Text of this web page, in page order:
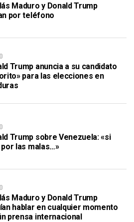
Maduro y Donald Trump
por teléfono
Trump anuncia a su candidato
para las elecciones en
Trump sobre Venezuela: «si
las malas…»
Maduro y Donald Trump
hablar en cualquier momento
prensa internacional